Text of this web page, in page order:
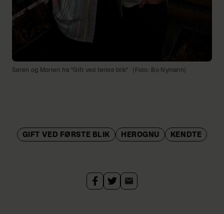
Søren og Morten fra "Gift ved første blik" (Foto: Bo Nymann)
GIFT VED FØRSTE BLIK HEROGNU KENDTE